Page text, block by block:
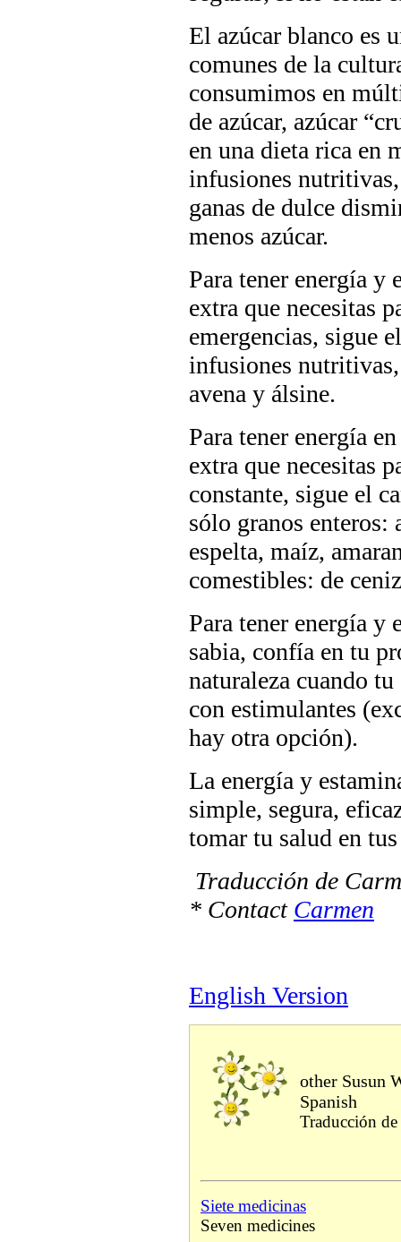
El azúcar blanco es
comunes de la
consumimos en
de azúcar, azúcar
en una dieta rica en
infusiones
ganas de dulce
menos azúcar.
Para tener energía y
extra que necesitas
emergencias, sigue
infusiones
avena y álsine.
Para tener energía
extra que necesitas
constante, sigue el
sólo granos
espelta, maíz,
comestibles: de
Para tener energía y
sabia, confía en tu
naturaleza cuando
con estimulantes
hay otra opción).
La energía y
simple, segura,
tomar tu salud en
Traducción de
* Contact Carmen
English Version
other Susun
Spanish
Traducción de
Siete medicinas
Seven medicines